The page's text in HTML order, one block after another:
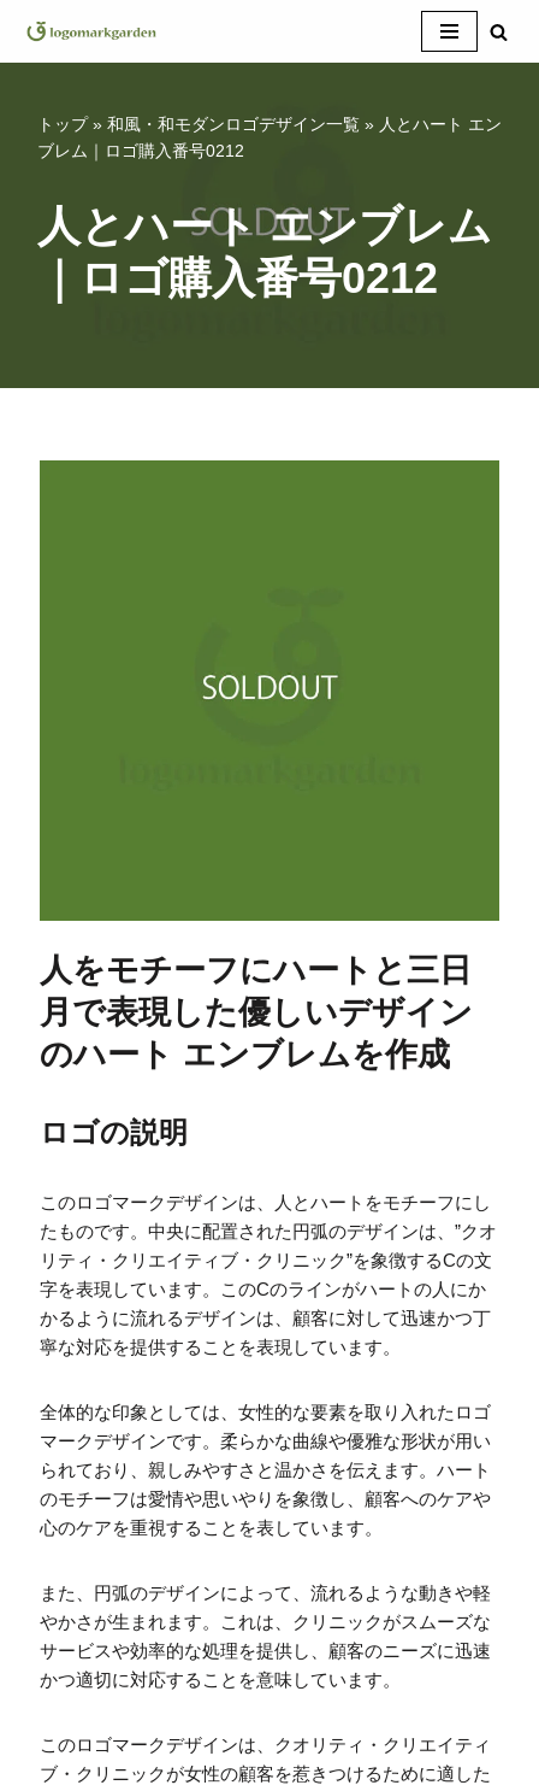
コ
トップ» 和風・和モダンロゴデザイン一覧 » 人とハート エン
ブレム｜ロゴ購入番号0212
人とハート エンブレム
｜ロゴ購入番号0212
人をモチーフにハートと三日
月で表現した優しいデザイン
のハート エンブレムを作成
ロゴの説明
このロゴマークデザインは、人とハートをモチーフにし
たものです。中央に配置された円弧のデザインは、”クオ
リティ・クリエイティブ・クリニック”を象徴するCの文
字を表現しています。このCのラインがハートの人にか
かるように流れるデザインは、顧客に対して迅速かつ丁
寧な対応を提供することを表現しています。
全体的な印象としては、女性的な要素を取り入れたロゴ
マークデザインです。柔らかな曲線や優雅な形状が用い
られており、親しみやすさと温かさを伝えます。ハート
のモチーフは愛情や思いやりを象徴し、顧客へのケアや
心のケアを重視することを表しています。
また、円弧のデザインによって、流れるような動きや軽
やかさが生まれます。これは、クリニックがスムーズな
サービスや効率的な処理を提供し、顧客のニーズに迅速
かつ適切に対応することを意味しています。
このロゴマークデザインは、クオリティ・クリエイティ
ブ・クリニックが女性の顧客を惹きつけるために適した